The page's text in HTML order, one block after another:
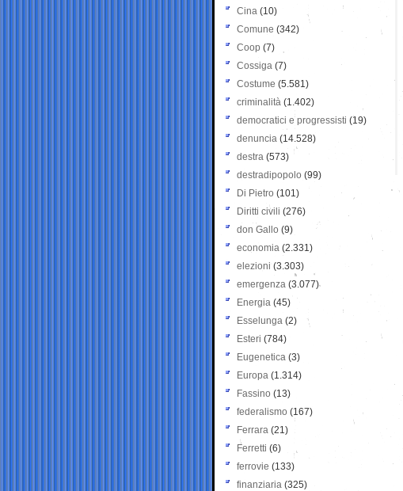
Cina (10)
Comune (342)
Coop (7)
Cossiga (7)
Costume (5.581)
criminalità (1.402)
democratici e progressisti (19)
denuncia (14.528)
destra (573)
destradipopolo (99)
Di Pietro (101)
Diritti civili (276)
don Gallo (9)
economia (2.331)
elezioni (3.303)
emergenza (3.077)
Energia (45)
Esselunga (2)
Esteri (784)
Eugenetica (3)
Europa (1.314)
Fassino (13)
federalismo (167)
Ferrara (21)
Ferretti (6)
ferrovie (133)
finanziaria (325)